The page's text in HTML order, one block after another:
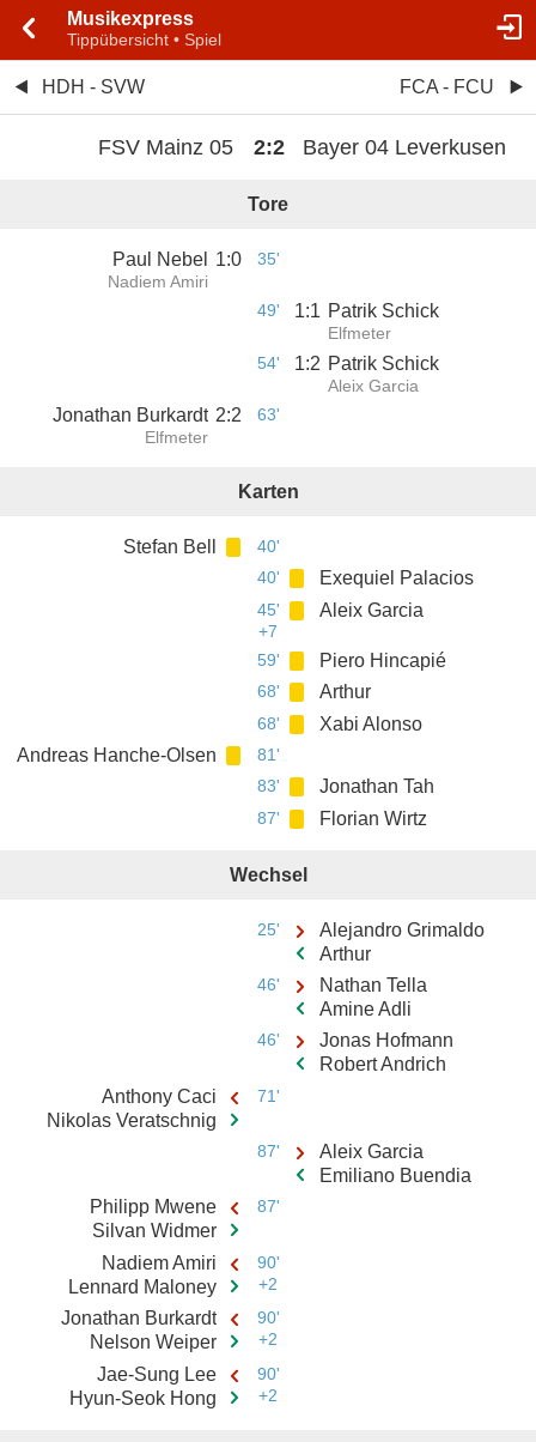
Musikexpress
Tippübersicht • Spiel
HDH - SVW FCA - FCU
FSV Mainz 05 2:2 Bayer 04 Leverkusen
Tore
Paul Nebel
Nadiem Amiri
1:0 35'
49' 1:1 Patrik Schick
Elfmeter
54' 1:2 Patrik Schick
Aleix Garcia
Jonathan Burkardt
Elfmeter
2:2 63'
Karten
Stefan Bell
40'
40'
Exequiel Palacios
45'
+7
Aleix Garcia
59' Piero Hincapié
68' Arthur
68'
Xabi Alonso
Andreas Hanche-Olsen
81'
83'
Jonathan Tah
87' Florian Wirtz
Wechsel
25'
Alejandro Grimaldo
Arthur
46'
Nathan Tella
Amine Adli
46'
Jonas Hofmann
Robert Andrich
Anthony Caci
Nikolas Veratschnig
71'
87'
Aleix Garcia
Emiliano Buendia
Philipp Mwene
Silvan Widmer
87'
Nadiem Amiri
Lennard Maloney
90'
+2
Jonathan Burkardt
Nelson Weiper
90'
+2
Jae-Sung Lee
Hyun-Seok Hong
90'
+2